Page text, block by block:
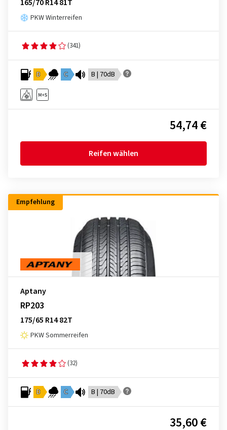
165/70 R14 81T
PKW Winterreifen
(341)
D C B | 70dB
54,74 €
Reifen wählen
Empfehlung
Aptany
RP203
175/65 R14 82T
PKW Sommerreifen
(32)
D C B | 70dB
35,60 €